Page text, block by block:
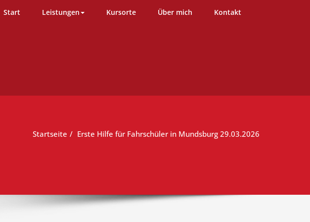
Kurs Hamburg
Start Leistungen Kursorte Über mich Kontakt
Startseite Erste Hilfe für Fahrschüler in Mundsburg 29.03.2026